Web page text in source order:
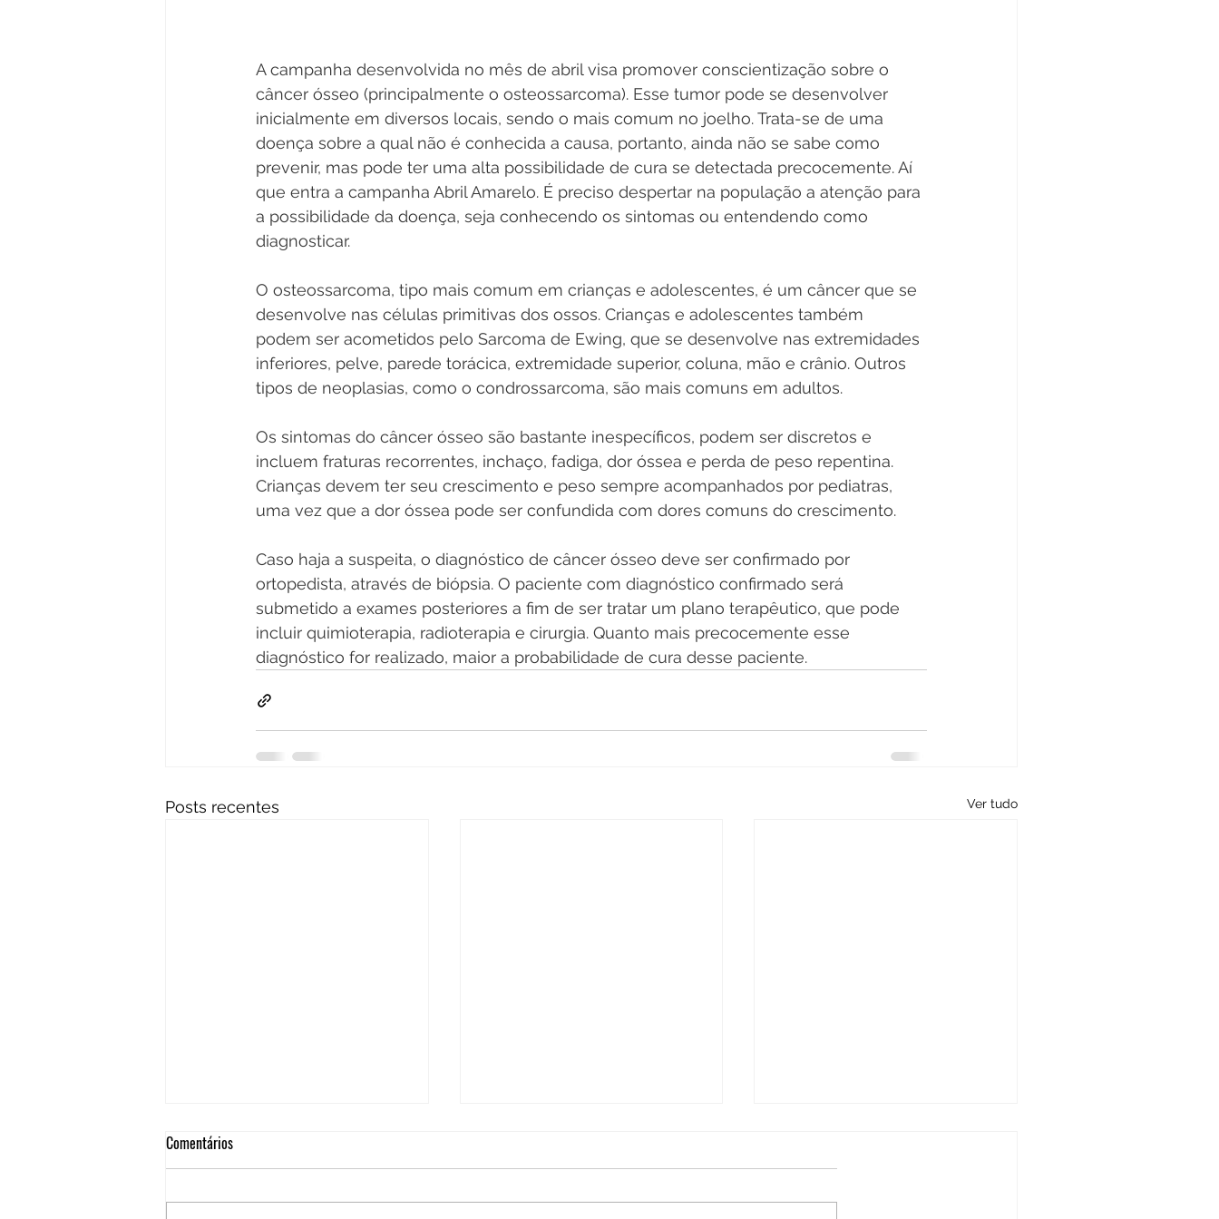
A campanha desenvolvida no mês de abril visa promover conscientização sobre o
câncer ósseo (principalmente o osteossarcoma). Esse tumor pode se desenvolver
inicialmente em diversos locais, sendo o mais comum no joelho. Trata-se de uma
doença sobre a qual não é conhecida a causa, portanto, ainda não se sabe como
prevenir, mas pode ter uma alta possibilidade de cura se detectada precocemente. Aí
que entra a campanha Abril Amarelo. É preciso despertar na população a atenção para
a possibilidade da doença, seja conhecendo os sintomas ou entendendo como
diagnosticar.
O osteossarcoma, tipo mais comum em crianças e adolescentes, é um câncer que se
desenvolve nas células primitivas dos ossos. Crianças e adolescentes também
podem ser acometidos pelo Sarcoma de Ewing, que se desenvolve nas extremidades
inferiores, pelve, parede torácica, extremidade superior, coluna, mão e crânio. Outros
tipos de neoplasias, como o condrossarcoma, são mais comuns em adultos.
Os sintomas do câncer ósseo são bastante inespecíficos, podem ser discretos e
incluem fraturas recorrentes, inchaço, fadiga, dor óssea e perda de peso repentina.
Crianças devem ter seu crescimento e peso sempre acompanhados por pediatras,
uma vez que a dor óssea pode ser confundida com dores comuns do crescimento.
Caso haja a suspeita, o diagnóstico de câncer ósseo deve ser confirmado por
ortopedista, através de biópsia. O paciente com diagnóstico confirmado será
submetido a exames posteriores a fim de ser tratar um plano terapêutico, que pode
incluir quimioterapia, radioterapia e cirurgia. Quanto mais precocemente esse
diagnóstico for realizado, maior a probabilidade de cura desse paciente.
Posts recentes Ver tudo
Comentários